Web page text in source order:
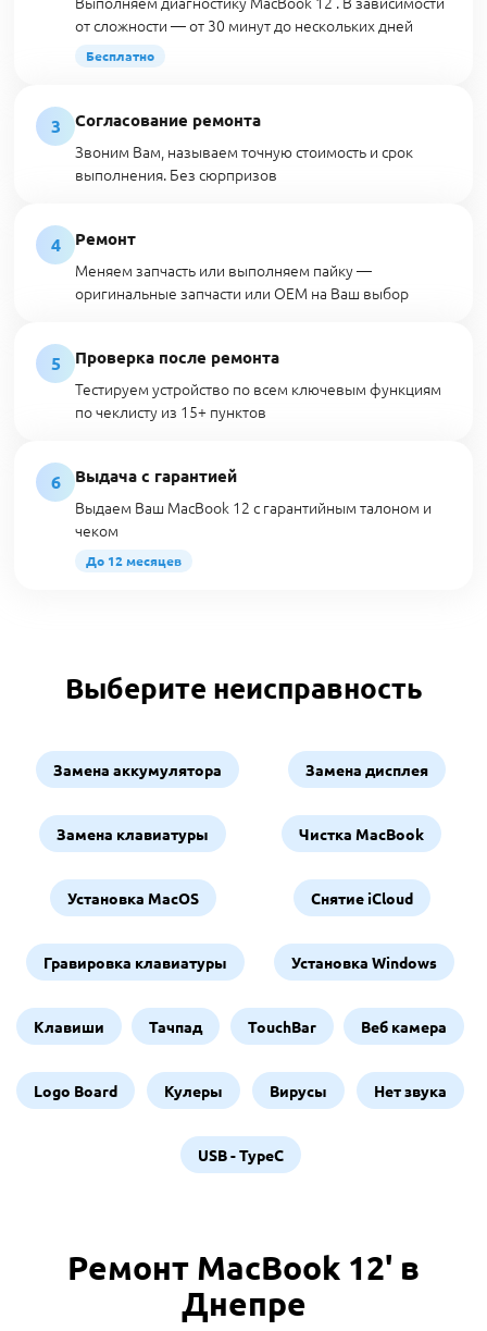
от сложности — от 30 минут до нескольких дней
Бесплатно
3
Согласование ремонта
Звоним Вам, называем точную стоимость и срок
выполнения. Без сюрпризов
4
Ремонт
Меняем запчасть или выполняем пайку —
оригинальные запчасти или OEM на Ваш выбор
5
Проверка после ремонта
Тестируем устройство по всем ключевым функциям
по чеклисту из 15+ пунктов
6
Выдача с гарантией
Выдаем Ваш MacBook 12 с гарантийным талоном и
чеком
До 12 месяцев
Выберите неисправность
Замена аккумулятора Замена дисплея
Замена клавиатуры Чистка MacBook
Установка MacOS Снятие iCloud
Гравировка клавиатуры Установка Windows
Клавиши Тачпад TouchBar Веб камера
Logo Board Кулеры Вирусы Нет звука
USB - TypeC
Ремонт MacBook 12' в
Днепре